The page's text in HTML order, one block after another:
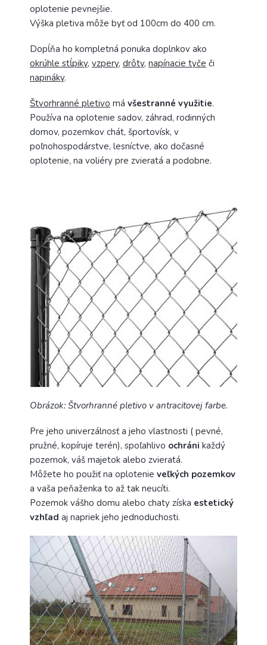
oplotenie pevnejšie.
Výška pletiva môže byť od 100cm do 400 cm.
Dopĺňa ho kompletná ponuka doplnkov ako
okrúhle stĺpiky, vzpery, drôty, napínacie tyče či
napináky.
Štvorhranné pletivo má všestranné využitie.
Používa na oplotenie sadov, záhrad, rodinných
domov, pozemkov chát, športovísk, v
poľnohospodárstve, lesníctve, ako dočasné
oplotenie, na voliéry pre zvieratá a podobne.
Obrázok: Štvorhranné pletivo v antracitovej farbe.
Pre jeho univerzálnosť a jeho vlastnosti ( pevné,
pružné, kopíruje terén), spoľahlivo ochráni každý
pozemok, váš majetok alebo zvieratá.
Môžete ho použiť na oplotenie veľkých pozemkov
a vaša peňaženka to až tak neucíti.
Pozemok vášho domu alebo chaty získa estetický
vzhľad aj napriek jeho jednoduchosti.